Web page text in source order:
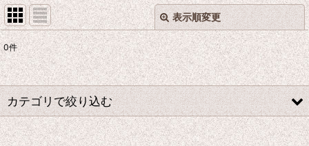
表示順変更
表示数:
並び順:
絞り込む
閉じる
0件
カテゴリで絞り込む
あ行 コスプレ衣装 (全商品)